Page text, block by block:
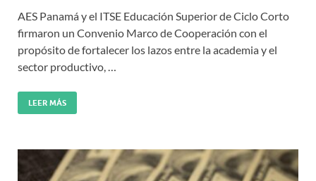
AES Panamá y el ITSE Educación Superior de Ciclo Corto
firmaron un Convenio Marco de Cooperación con el
propósito de fortalecer los lazos entre la academia y el
sector productivo, …
LEER MÁS